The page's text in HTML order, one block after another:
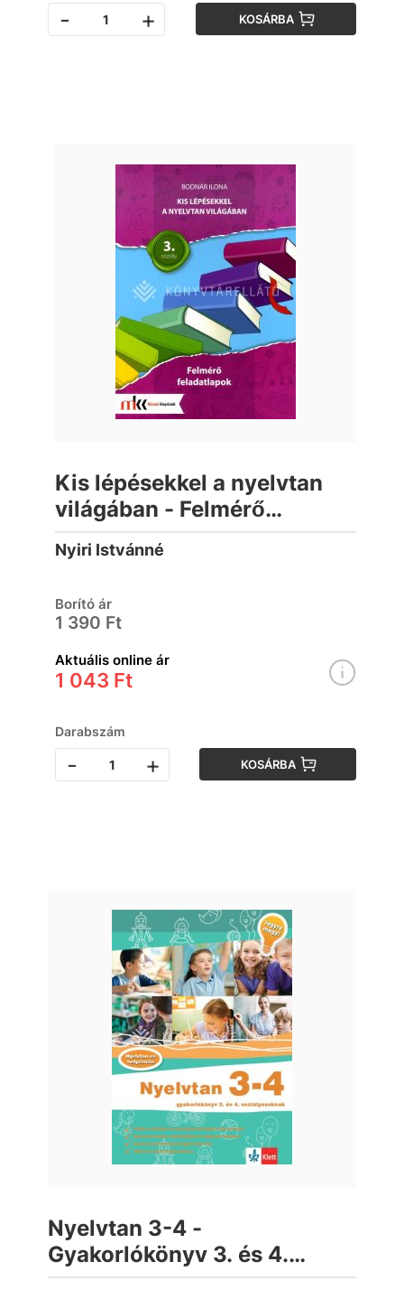
- + KOSÁRBA
Kis lépésekkel a nyelvtan
világában - Felmérő
feladatlapok 3. osztály
Nyiri Istvánné
Borító ár
1 390 Ft
Aktuális online ár
1 043 Ft
Darabszám
- + KOSÁRBA
Nyelvtan 3-4 -
Gyakorlókönyv 3. és 4.
osztályosoknak - Jegyre